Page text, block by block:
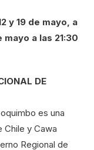
y 19 de mayo, a
a las 21:30
DE
es una
Chile y Cawa
Regional de